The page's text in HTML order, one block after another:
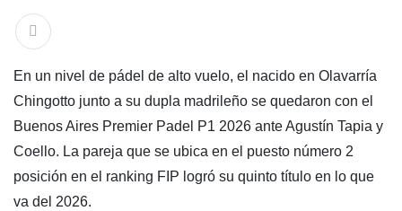
En un nivel de pádel de alto vuelo, el nacido en Olavarría
Chingotto junto a su dupla madrileño se quedaron con el
Buenos Aires Premier Padel P1 2026 ante Agustín Tapia y
Coello. La pareja que se ubica en el puesto número 2
posición en el ranking FIP logró su quinto título en lo que
va del 2026.